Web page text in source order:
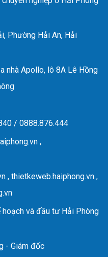
Phường Hải An, Hải
nhà Apollo, lô 8A Lê Hồng
/ 0888.876.444
,
, thietkeweb.haiphong.vn ,
và đầu tư Hải Phòng
- Giám đốc